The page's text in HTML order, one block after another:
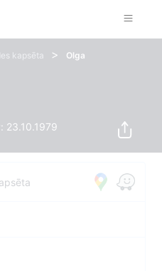
kapsēta >
Olga
23.10.1979